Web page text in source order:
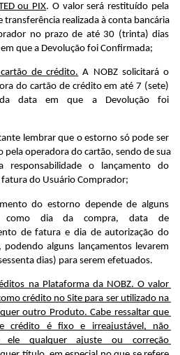
ou PIX. O valor será restituído pela
transferência realizada à conta bancária
no prazo de até 30 (trinta) dias
que a Devolução foi Confirmada;
de crédito. A NOBZ solicitará o
do cartão de crédito em até 7 (sete)
data em que a Devolução foi
lembrar que o estorno só pode ser
pela operadora do cartão, sendo de sua
responsabilidade o lançamento do
do Usuário Comprador;
do estorno depende de alguns
como dia da compra, data de
de fatura e dia de autorização do
podendo alguns lançamentos levarem
dias) para serem efetuados.
na Plataforma da NOBZ. O valor
crédito no Site para ser utilizado na
outro Produto. Cabe ressaltar que
crédito é fixo e irreajustável, não
ele qualquer ajuste ou correção